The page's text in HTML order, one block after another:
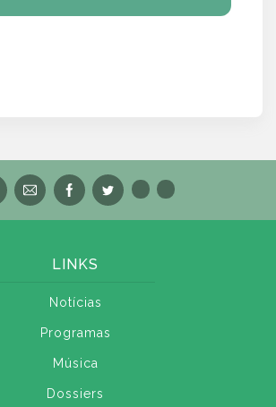
LINKS
Notícias
Programas
Música
Dossiers